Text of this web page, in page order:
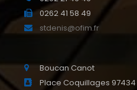
0262 41 58 49
stdenis@ofim.fr
Boucan Canot
Place Coquillages 97434